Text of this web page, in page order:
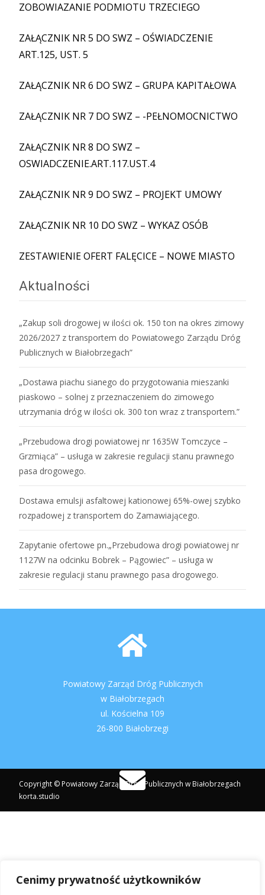
Cenimy prywatność użytkowników
ZOBOWIAZANIE PODMIOTU TRZECIEGO
ZAŁĄCZNIK NR 5 DO SWZ – OŚWIADCZENIE
ART.125, UST. 5
ZAŁĄCZNIK NR 6 DO SWZ – GRUPA KAPITAŁOWA
ZAŁĄCZNIK NR 7 DO SWZ – -PEŁNOMOCNICTWO
ZAŁĄCZNIK NR 8 DO SWZ –
OSWIADCZENIE.ART.117.UST.4
ZAŁĄCZNIK NR 9 DO SWZ – PROJEKT UMOWY
ZAŁĄCZNIK NR 10 DO SWZ – WYKAZ OSÓB
ZESTAWIENIE OFERT FALĘCICE – NOWE MIASTO
Aktualności
„Zakup soli drogowej w ilości ok. 150 ton na okres zimowy
2026/2027 z transportem do Powiatowego Zarządu Dróg
Publicznych w Białobrzegach”
„Dostawa piachu sianego do przygotowania mieszanki
piaskowo – solnej z przeznaczeniem do zimowego
utrzymania dróg w ilości ok. 300 ton wraz z transportem.”
„Przebudowa drogi powiatowej nr 1635W Tomczyce –
Grzmiąca” – usługa w zakresie regulacji stanu prawnego
pasa drogowego.
Dostawa emulsji asfaltowej kationowej 65%-owej szybko
rozpadowej z transportem do Zamawiającego.
Zapytanie ofertowe pn.„Przebudowa drogi powiatowej nr
1127W na odcinku Bobrek – Pągowiec” – usługa w
zakresie regulacji stanu prawnego pasa drogowego.
Powiatowy Zarząd Dróg Publicznych
w Białobrzegach
ul. Kościelna 109
26-800 Białobrzegi
Copyright © Powiatowy Zarząd Dróg Publicznych w Białobrzegach
korta.studio